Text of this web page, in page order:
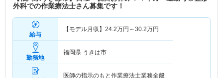
外科での作業療法士さん募集です！
給与
【モデル月収】 24.2万円～30.2万円
勤務地
福岡県 うきは市
医師の指示のもと作業療法士業務全般